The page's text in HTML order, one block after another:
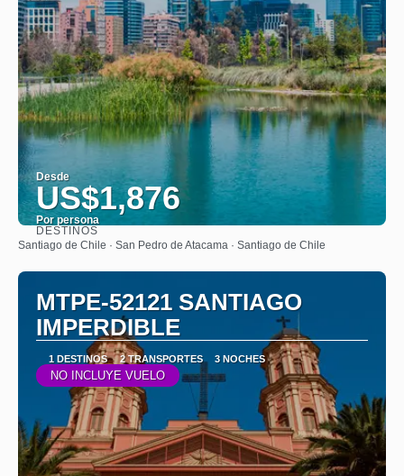
Desde
US$1,876
Por persona
Ver
DESTINOS
Santiago de Chile · San Pedro de Atacama · Santiago de Chile
MTPE-52121 SANTIAGO
IMPERDIBLE
1 DESTINOS 2 TRANSPORTES 3 NOCHES
NO INCLUYE VUELO